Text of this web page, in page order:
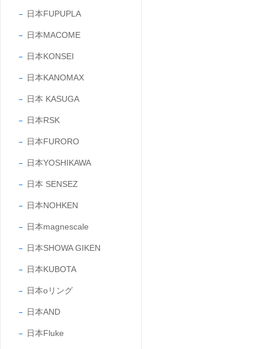
日本FUPUPLA
日本MACOME
日本KONSEI
日本KANOMAX
日本 KASUGA
日本RSK
日本FURORO
日本YOSHIKAWA
日本 SENSEZ
日本NOHKEN
日本magnescale
日本SHOWA GIKEN
日本KUBOTA
日本oリング
日本AND
日本Fluke